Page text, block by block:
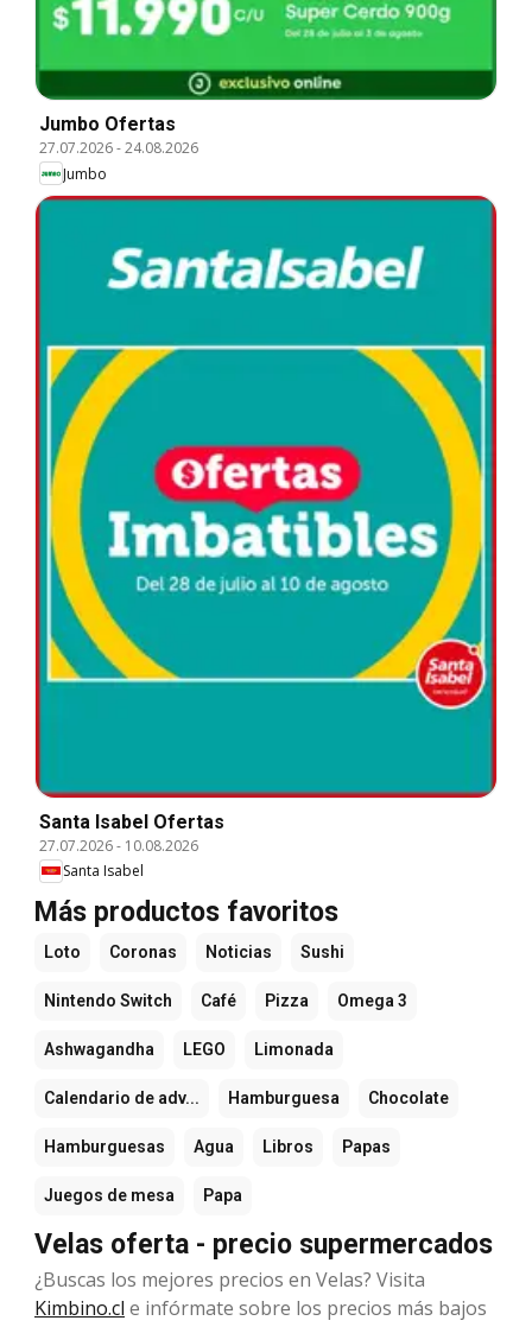
Jumbo Ofertas
27.07.2026-24.08.2026
Jumbo
Santa Isabel Ofertas
27.07.2026- 10.08.2026
Santa Isabel
Más productos favoritos
Loto Coronas Noticias Sushi
Nintendo Switch Café Pizza Omega 3
Ashwagandha LEGO Limonada
Calendario de adv... Hamburguesa Chocolate
Hamburguesas Agua Libros Papas
Juegos de mesa Papa
Velas oferta - precio supermercados
¿Buscas los mejores precios en Velas? Visita
Kimbino.cl e infórmate sobre los precios más bajos